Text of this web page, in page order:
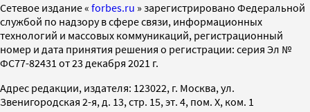
Cетевое издание « forbes.ru » зарегистрировано Федеральной
службой по надзору в сфере связи, информационных
технологий и массовых коммуникаций, регистрационный
номер и дата принятия решения о регистрации: серия Эл №
ФС77-82431 от 23 декабря 2021 г.
Адрес редакции, издателя: 123022, г. Москва, ул.
Звенигородская 2-я, д. 13, стр. 15, эт. 4, пом. X, ком. 1